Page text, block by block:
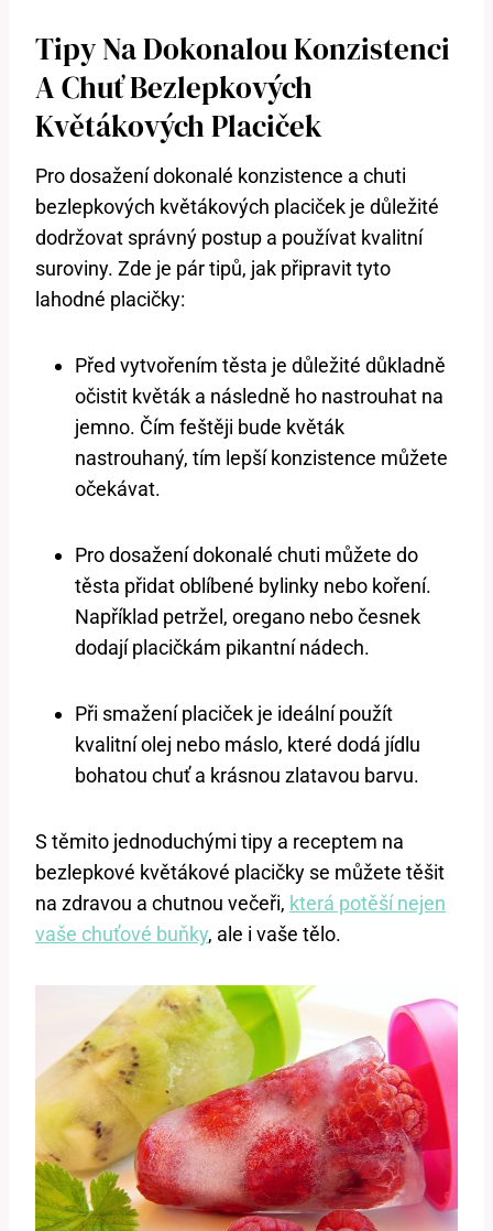
Tipy Na Dokonalou Konzistenci
A Chuť Bezlepkových
Květákových Placiček
Pro dosažení dokonalé konzistence a chuti
bezlepkových květákových placiček je důležité
dodržovat správný postup a používat kvalitní
suroviny. Zde je pár tipů, jak připravit tyto
lahodné placičky:
Před vytvořením těsta je důležité důkladně
očistit květák a následně ho nastrouhat na
jemno. Čím feštěji bude květák
nastrouhaný, tím lepší konzistence můžete
očekávat.
Pro dosažení dokonalé chuti můžete do
těsta přidat oblíbené bylinky nebo koření.
Například petržel, oregano nebo česnek
dodají placičkám pikantní nádech.
Při smažení placiček je ideální použít
kvalitní olej nebo máslo, které dodá jídlu
bohatou chuť a krásnou zlatavou barvu.
S těmito jednoduchými tipy a receptem na
bezlepkové květákové placičky se můžete těšit
na zdravou a chutnou večeři, která potěší nejen
vaše chuťové buňky, ale i vaše tělo.